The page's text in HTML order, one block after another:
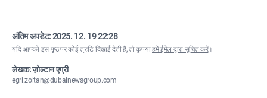
अंतिम अपडेट:2025. 12. 19 22:28
यदि आपको इस पृष्ठ पर कोई त्रुटि दिखाई देती है, तो कृपयाहमें ईमेल द्वारा सूचित करें।
लेखक: ज़ोल्टान एग्री
egri.zoltan@dubainewsgroup.com